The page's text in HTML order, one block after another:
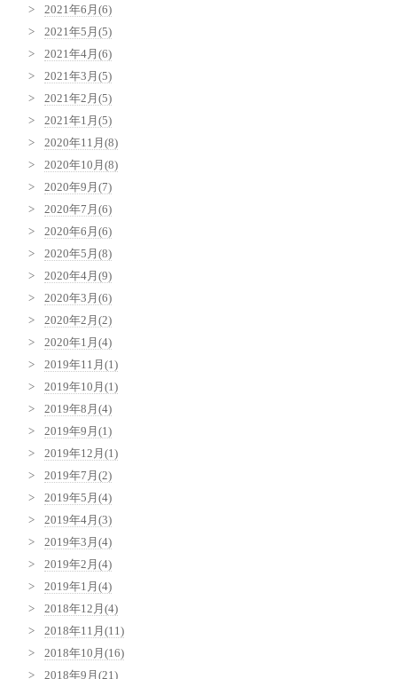
2021年6月(6)
2021年5月(5)
2021年4月(6)
2021年3月(5)
2021年2月(5)
2021年1月(5)
2020年11月(8)
2020年10月(8)
2020年9月(7)
2020年7月(6)
2020年6月(6)
2020年5月(8)
2020年4月(9)
2020年3月(6)
2020年2月(2)
2020年1月(4)
2019年11月(1)
2019年10月(1)
2019年8月(4)
2019年9月(1)
2019年12月(1)
2019年7月(2)
2019年5月(4)
2019年4月(3)
2019年3月(4)
2019年2月(4)
2019年1月(4)
2018年12月(4)
2018年11月(11)
2018年10月(16)
2018年9月(21)